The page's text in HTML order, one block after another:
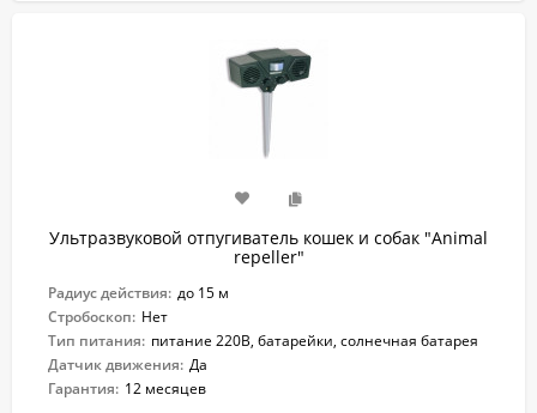
Ультразвуковой отпугиватель кошек и собак "Animal
repeller"
Радиус действия: до 15 м
Стробоскоп: Нет
Тип питания: питание 220В, батарейки, солнечная батарея
Датчик движения: Да
Гарантия: 12 месяцев